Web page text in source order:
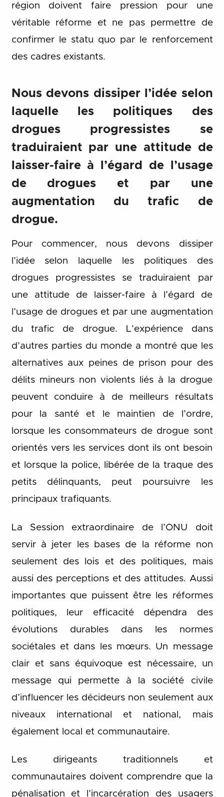
région doivent faire pression pour une
véritable réforme et ne pas permettre de
confirmer le statu quo par le renforcement
des cadres existants.
Nous devons dissiper l’idée selon
laquelle les politiques des
drogues progressistes se
traduiraient par une attitude de
laisser-faire à l’égard de l’usage
de drogues et par une
augmentation du trafic de
drogue.
Pour commencer, nous devons dissiper
l’idée selon laquelle les politiques des
drogues progressistes se traduiraient par
une attitude de laisser-faire à l’égard de
l’usage de drogues et par une augmentation
du trafic de drogue. L’expérience dans
d’autres parties du monde a montré que les
alternatives aux peines de prison pour des
délits mineurs non violents liés à la drogue
peuvent conduire à de meilleurs résultats
pour la santé et le maintien de l’ordre,
lorsque les consommateurs de drogue sont
orientés vers les services dont ils ont besoin
et lorsque la police, libérée de la traque des
petits délinquants, peut poursuivre les
principaux trafiquants.
La Session extraordinaire de l’ONU doit
servir à jeter les bases de la réforme non
seulement des lois et des politiques, mais
aussi des perceptions et des attitudes. Aussi
importantes que puissent être les réformes
politiques, leur efficacité dépendra des
évolutions durables dans les normes
sociétales et dans les mœurs. Un message
clair et sans équivoque est nécessaire, un
message qui permette à la société civile
d’influencer les décideurs non seulement aux
niveaux international et national, mais
également local et communautaire.
Les dirigeants traditionnels et
communautaires doivent comprendre que la
pénalisation et l’incarcération des usagers